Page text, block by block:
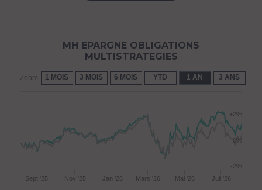
Zoom 1 MOIS 3 MOIS 6 MOIS YTD 1 AN 3 ANS
MH EPARGNE OBLIGATIONS
MULTISTRATEGIES
Sept '25 Nov '25 Jan '26 Mars '26 Mai '26 Juil '26
-2%
0%
+2%